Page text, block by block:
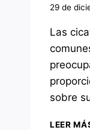
29 de
Las
sobre
LEER